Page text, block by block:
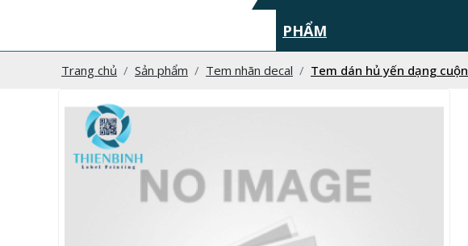
PHẨM
Trang chủ Sản phẩm Tem nhãn decal Tem dán hủ yến dạng cuộn